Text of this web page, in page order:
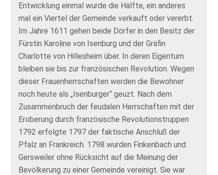
Entwicklung einmal wurde die Hälfte, ein anderes
mal ein Viertel der Gemeinde verkauft oder vererbt.
Im Jahre 1611 gehen beide Dörfer in den Besitz der
Fürstin Karoline von Isenburg und der Gräfin
Charlotte von Hillesheim über. In deren Eigentum
bleiben sie bis zur französischen Revolution. Wegen
dieser Frauenherrschaften werden die Bewohner
noch heute als „Isenburger“ geuzt. Nach dem
Zusammenbruch der feudalen Herrschaften mit der
Eroberung durch französische Revolutionstruppen
1792 erfolgte 1797 der faktische Anschluß der
Pfalz an Frankreich. 1798 wurden Finkenbach und
Gersweiler ohne Rücksicht auf die Meinung der
Bevölkerung zu einer Gemeinde vereinigt. Sie war